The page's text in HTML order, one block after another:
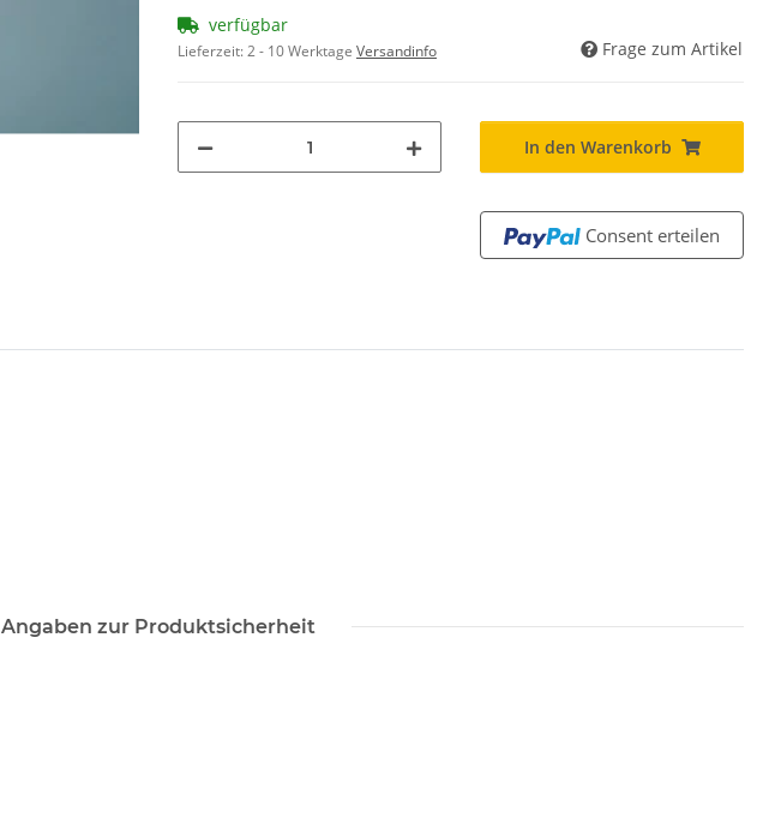
verfügbar
Lieferzeit:2 - 10 Werktage Versandinfo Frage zum Artikel
In den Warenkorb
Consent erteilen
Angaben zur Produktsicherheit